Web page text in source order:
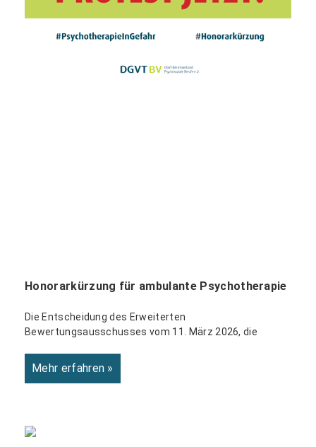
Honorarkürzung für ambulante Psychotherapie
Die Entscheidung des Erweiterten
Bewertungsausschusses vom 11. März 2026, die
Mehr erfahren »